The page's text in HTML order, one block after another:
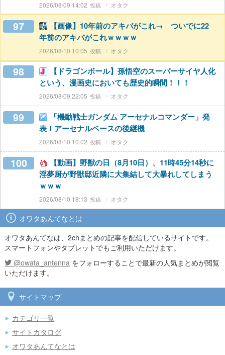
2026/08/09 14:02 オタク
97
【画像】10年前のアキバがこれ→ ついでに22
年前のアキバがこれｗｗｗｗ
2026/08/10 10:05 オタク
98
【ドラゴンボール】孫悟空のスーパーサイヤ人化
という、漫画史においても歴史的瞬間！！！
2026/08/09 22:05 オタク
99
「機動戦士ガンダム アーセナルコマンダー」発
表！アーセナルベースの後継機
2026/08/10 10:02 オタク
100
【動画】野獣の日（8月10日）、11時45分14秒に
淫夢厨が野獣邸近隣に大集結して大暴れしてしまう
ｗｗｗ
2026/08/10 18:13 オタク
オワタあんてなとは
オワタあんてなは、2chまとめの記事を配信しているサイトです。
スマートフォンやタブレットでもご利用いただけます。
@owata_antenna をフォローすることで最新の人気まとめが閲覧
いただけます。
サイトマップ
カテゴリ一覧
サイトカタログ
オワタあんてなとは